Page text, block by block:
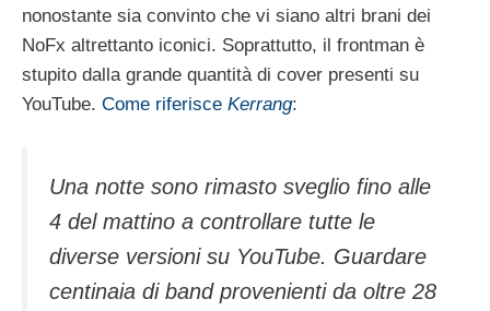
nonostante sia convinto che vi siano altri brani dei
NoFx altrettanto iconici. Soprattutto, il frontman è
stupito dalla grande quantità di cover presenti su
YouTube. Come riferisce Kerrang:
Una notte sono rimasto sveglio fino alle
4 del mattino a controllare tutte le
diverse versioni su YouTube. Guardare
centinaia di band provenienti da oltre 28